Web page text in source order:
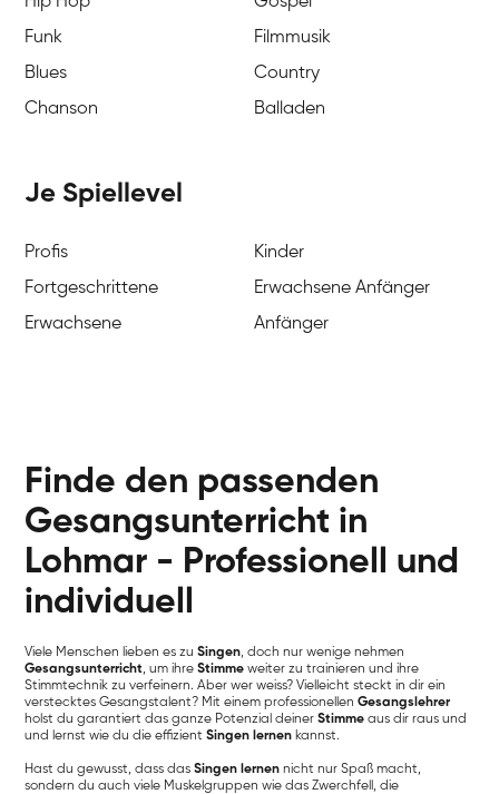
Funk
Filmmusik
Blues
Country
Chanson
Balladen
Je Spiellevel
Profis
Kinder
Fortgeschrittene
Erwachsene Anfänger
Erwachsene
Anfänger
Finde den passenden
Gesangsunterricht in
Lohmar - Professionell und
individuell
Viele Menschen lieben es zuSingen, doch nur wenige nehmen
Gesangsunterricht, um ihreStimme weiter zu trainieren und ihre
Stimmtechnik zu verfeinern. Aber wer weiss? Vielleicht steckt in dir ein
verstecktes Gesangstalent? Mit einem professionellenGesangslehrer
holst du garantiert das ganze Potenzial deinerStimme aus dir raus und
und lernst wie du die effizientSingen lernen kannst.
Hast du gewusst, dass dasSingen lernen nicht nur Spaß macht,
sondern du auch viele Muskelgruppen wie das Zwerchfell, die